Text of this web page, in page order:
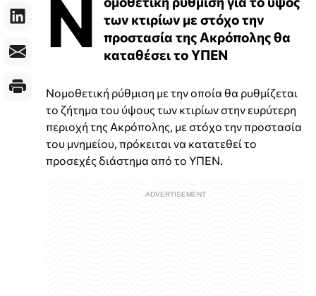
Ν
των κτιρίων με στόχο την
προστασία της Ακρόπολης θα
καταθέσει το ΥΠΕΝ
Νομοθετική ρύθμιση με την οποία θα ρυθμίζεται
το ζήτημα του ύψους των κτιρίων στην ευρύτερη
περιοχή της Ακρόπολης, με στόχο την προστασία
του μνημείου, πρόκειται να κατατεθεί το
προσεχές διάστημα από το ΥΠΕΝ.